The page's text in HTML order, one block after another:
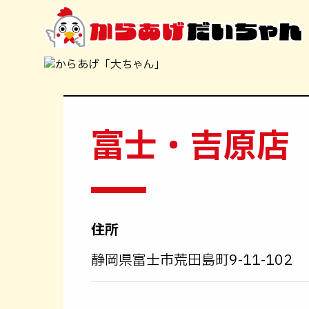
富士・吉原店
住所
静岡県富士市荒田島町9-11-102